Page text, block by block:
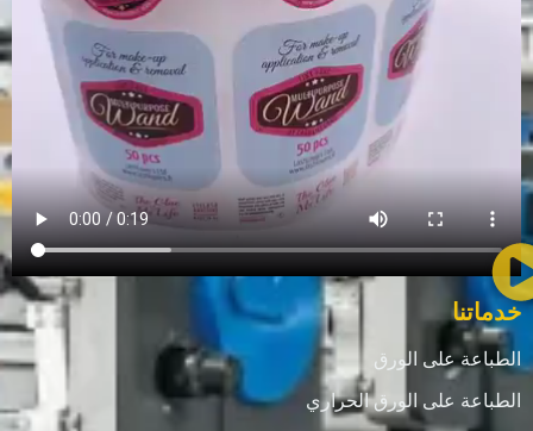
خدماتنا
الطباعة على الورق
الطباعة على الورق الحراري